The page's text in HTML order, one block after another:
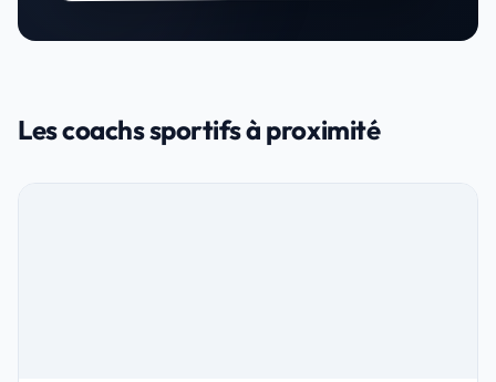
Les coachs sportifs à proximité